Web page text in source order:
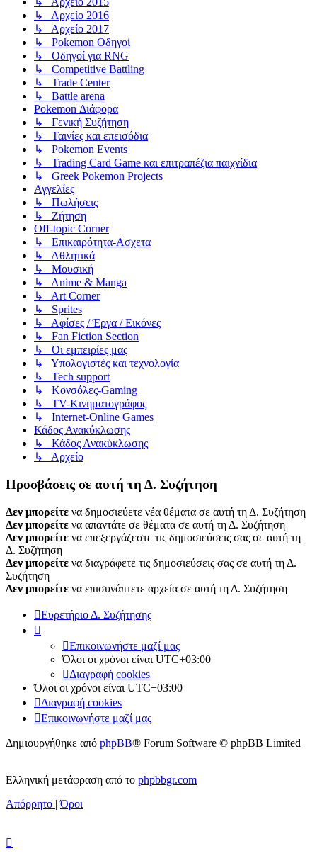
↳ Αρχείο 2016
↳ Αρχείο 2017
↳ Pokemon Οδηγοί
↳ Οδηγοί για RNG
↳ Competitive Battling
↳ Trade Center
↳ Battle arena
Pokemon Διάφορα
↳ Γενική Συζήτηση
↳ Ταινίες και επεισόδια
↳ Pokemon Events
↳ Trading Card Game και επιτραπέζια παιχνίδια
↳ Greek Pokemon Projects
Αγγελίες
↳ Πωλήσεις
↳ Ζήτηση
Off-topic Corner
↳ Επικαιρότητα-Ασχετα
↳ Αθλητικά
↳ Μουσική
↳ Anime & Manga
↳ Art Corner
↳ Sprites
↳ Αφίσες / Έργα / Εικόνες
↳ Fan Fiction Section
↳ Οι εμπειρίες μας
↳ Υπολογιστές και τεχνολογία
↳ Tech support
↳ Kονσόλες-Gaming
↳ TV-Κινηματογράφος
↳ Internet-Online Games
Κάδος Ανακύκλωσης
↳ Κάδος Ανακύκλωσης
↳ Αρχείο
Προσβάσεις σε αυτή τη Δ. Συζήτηση
Δεν μπορείτε να δημοσιεύετε νέα θέματα σε αυτή τη Δ. Συζήτηση
Δεν μπορείτε να απαντάτε σε θέματα σε αυτή τη Δ. Συζήτηση
Δεν μπορείτε να επεξεργάζεστε τις δημοσιεύσεις σας σε αυτή τη
Δ. Συζήτηση
Δεν μπορείτε να διαγράφετε τις δημοσιεύσεις σας σε αυτή τη Δ.
Συζήτηση
Δεν μπορείτε να επισυνάπτετε αρχεία σε αυτή τη Δ. Συζήτηση
Ευρετήριο Δ. Συζήτησης
Επικοινωνήστε μαζί μας
Όλοι οι χρόνοι είναι UTC+03:00
Διαγραφή cookies
Όλοι οι χρόνοι είναι UTC+03:00
Διαγραφή cookies
Επικοινωνήστε μαζί μας
Δημιουργήθηκε από phpBB® Forum Software © phpBB Limited
Ελληνική μετάφραση από το phpbbgr.com
Απόρρητο |Όροι